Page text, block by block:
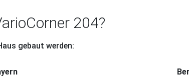
204?
gebaut werden: